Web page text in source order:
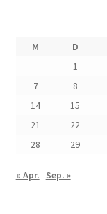
M D
1
7
8
14
15
21
22
28
29
« Apr. Sep. »